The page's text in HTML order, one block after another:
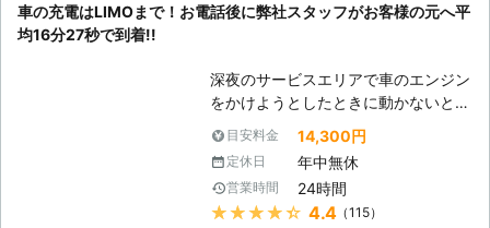
って動かなくなってしまいます。
できます 車のバッテリーが上がって
しまったことに気づくのは、車を運転
しようとしたけれどうんともすんとも
動かないときです。実際に運転をしよ
うとしたその瞬間に気が付くので、時
間的に余裕がないことも多いでしょ
う。 そんなときこそ、弊社「株式会
車の充電はLIMOまで！お電話後に弊社スタッフがお客様の元へ平
均16分27秒で到着!!
深夜のサービスエリアで車のエンジン
をかけようとしたときに動かないと、
困ってしまいますよね。エンジンがか
からなければ自宅にも帰れない、観光
もできないので八方塞がりです。 そ
んなときこそ、弊社「LＩMO」がお
客様の元へすぐに駆けつけてお助けし
目安料金 14,300円
定休日 年中無休
営業時間 24時間
★★★★★ 4.4（115）